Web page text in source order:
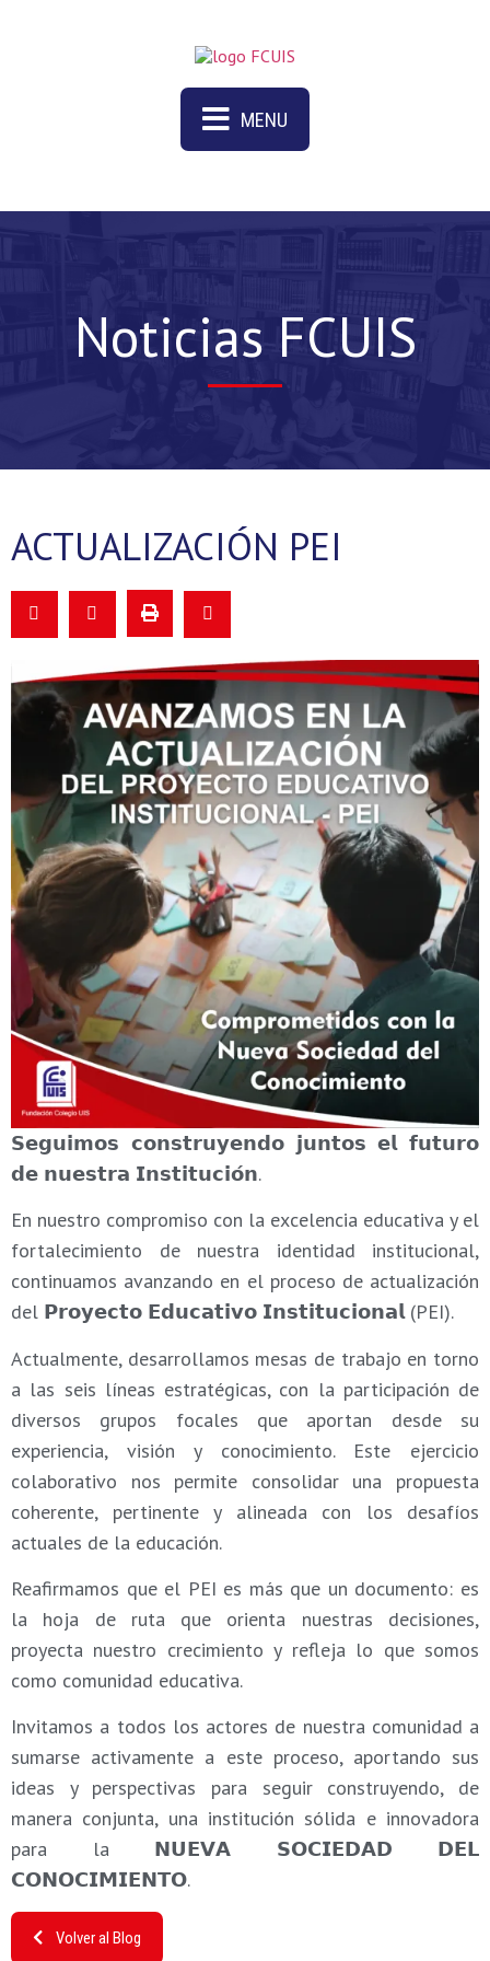
MENU
Noticias FCUIS
ACTUALIZACIÓN PEI
𝗦𝗲𝗴𝘂𝗶𝗺𝗼𝘀 𝗰𝗼𝗻𝘀𝘁𝗿𝘂𝘆𝗲𝗻𝗱𝗼 𝗷𝘂𝗻𝘁𝗼𝘀 𝗲𝗹 𝗳𝘂𝘁𝘂𝗿𝗼
𝗱𝗲 𝗻𝘂𝗲𝘀𝘁𝗿𝗮 𝗜𝗻𝘀𝘁𝗶𝘁𝘂𝗰𝗶𝗼́𝗻.
En nuestro compromiso con la excelencia educativa y el
fortalecimiento de nuestra identidad institucional,
continuamos avanzando en el proceso de actualización
del 𝗣𝗿𝗼𝘆𝗲𝗰𝘁𝗼 𝗘𝗱𝘂𝗰𝗮𝘁𝗶𝘃𝗼 𝗜𝗻𝘀𝘁𝗶𝘁𝘂𝗰𝗶𝗼𝗻𝗮𝗹 (PEI).
Actualmente, desarrollamos mesas de trabajo en torno
a las seis líneas estratégicas, con la participación de
diversos grupos focales que aportan desde su
experiencia, visión y conocimiento. Este ejercicio
colaborativo nos permite consolidar una propuesta
coherente, pertinente y alineada con los desafíos
actuales de la educación.
Reafirmamos que el PEI es más que un documento: es
la hoja de ruta que orienta nuestras decisiones,
proyecta nuestro crecimiento y refleja lo que somos
como comunidad educativa.
Invitamos a todos los actores de nuestra comunidad a
sumarse activamente a este proceso, aportando sus
ideas y perspectivas para seguir construyendo, de
manera conjunta, una institución sólida e innovadora
para la 𝗡𝗨𝗘𝗩𝗔 𝗦𝗢𝗖𝗜𝗘𝗗𝗔𝗗 𝗗𝗘𝗟
𝗖𝗢𝗡𝗢𝗖𝗜𝗠𝗜𝗘𝗡𝗧𝗢.
Volver al Blog